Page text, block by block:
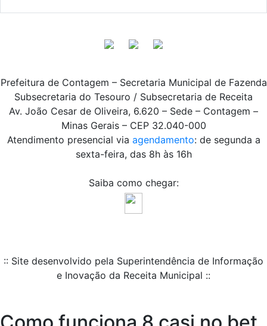
Prefeitura de Contagem – Secretaria Municipal de Fazenda
Subsecretaria do Tesouro / Subsecretaria de Receita
Av. João Cesar de Oliveira, 6.620 – Sede – Contagem –
Minas Gerais – CEP 32.040-000
Atendimento presencial via agendamento: de segunda a
sexta-feira, das 8h às 16h
Saiba como chegar:
:: Site desenvolvido pela Superintendência de Informação
e Inovação da Receita Municipal ::